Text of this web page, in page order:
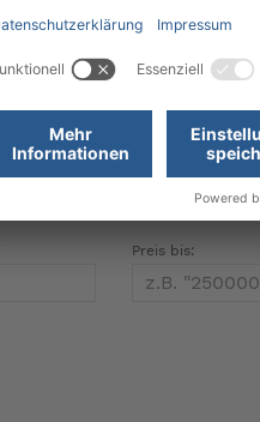
135.000 € "Ideal für
in 73765
Preis bis: